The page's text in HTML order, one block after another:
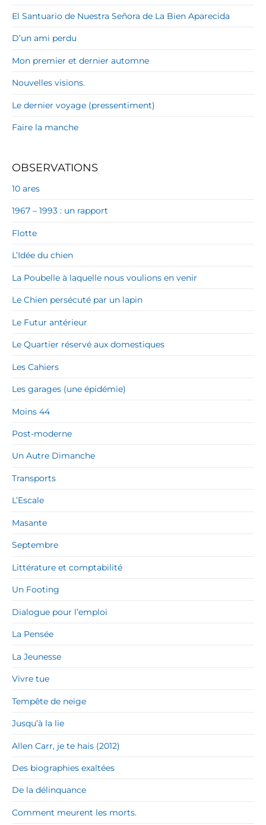
El Santuario de Nuestra Señora de La Bien Aparecida
D’un ami perdu
Mon premier et dernier automne
Nouvelles visions.
Le dernier voyage (pressentiment)
Faire la manche
OBSERVATIONS
10 ares
1967 – 1993 : un rapport
Flotte
L’Idée du chien
La Poubelle à laquelle nous voulions en venir
Le Chien persécuté par un lapin
Le Futur antérieur
Le Quartier réservé aux domestiques
Les Cahiers
Les garages (une épidémie)
Moins 44
Post-moderne
Un Autre Dimanche
Transports
L’Escale
Masante
Septembre
Littérature et comptabilité
Un Footing
Dialogue pour l’emploi
La Pensée
La Jeunesse
Vivre tue
Tempête de neige
Jusqu’à la lie
Allen Carr, je te hais (2012)
Des biographies exaltées
De la délinquance
Comment meurent les morts.